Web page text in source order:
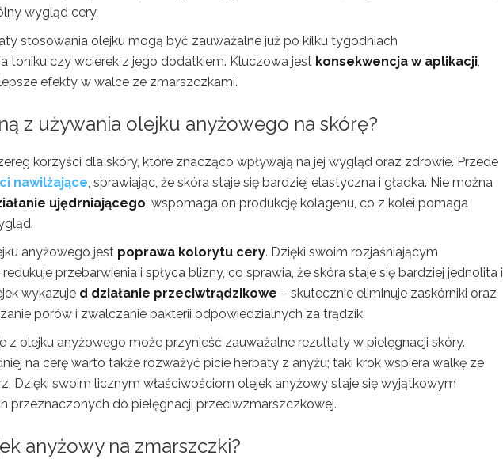
wygląd cery.
stosowania olejku mogą być zauważalne już po kilku tygodniach
toniku czy wcierek z jego dodatkiem. Kluczowa jest konsekwencja w aplikacji,
efekty w walce ze zmarszczkami.
z używania olejku anyżowego na skórę?
korzyści dla skóry, które znacząco wpływają na jej wygląd oraz zdrowie. Przede
nawilżające, sprawiając, że skóra staje się bardziej elastyczna i gładka. Nie można
ujędrniającego; wspomaga on produkcję kolagenu, co z kolei pomaga
anyżowego jest poprawa kolorytu cery. Dzięki swoim rozjaśniającym
przebarwienia i spłyca blizny, co sprawia, że skóra staje się bardziej jednolita i
wykazuje d działanie przeciwtrądzikowe – skutecznie eliminuje zaskórniki oraz
porów i zwalczanie bakterii odpowiedzialnych za trądzik.
z olejku anyżowego może przynieść zauważalne rezultaty w pielęgnacji skóry.
na cerę warto także rozważyć picie herbaty z anyżu; taki krok wspiera walkę ze
Dzięki swoim licznym właściwościom olejek anyżowy staje się wyjątkowym
przeznaczonych do pielęgnacji przeciwzmarszczkowej.
anyżowy na zmarszczki?